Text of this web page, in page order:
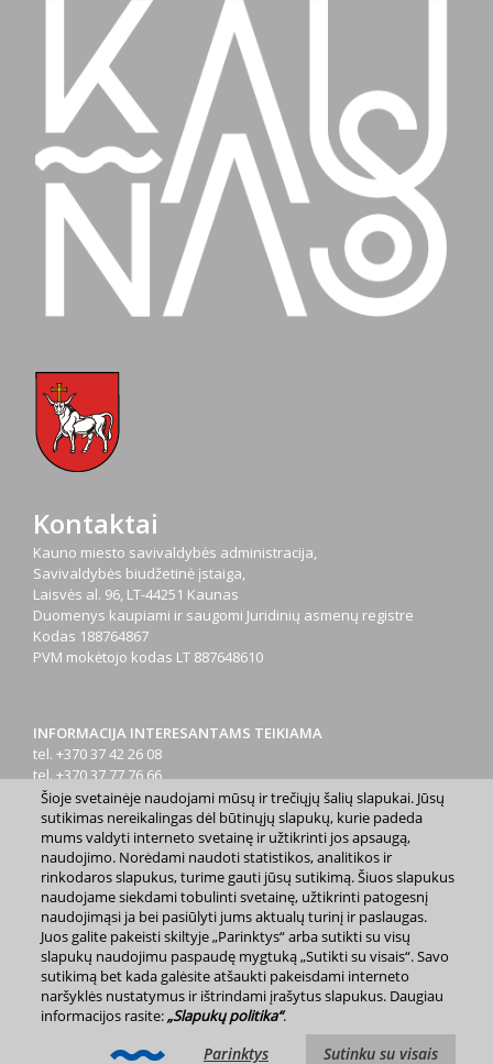
Kontaktai
Kauno miesto savivaldybės administracija,
Savivaldybės biudžetinė įstaiga,
Laisvės al. 96, LT-44251 Kaunas
Duomenys kaupiami ir saugomi Juridinių asmenų registre
Kodas 188764867
PVM mokėtojo kodas LT 887648610
INFORMACIJA INTERESANTAMS TEIKIAMA
tel. +370 37 42 26 08
tel. +370 37 77 76 66
tel. +370 660 07000
el. p.info@kaunas.lt
2023 m. Kauno miesto savivaldybė. Kopijuoti ir platinti
www.kaunas.lt skelbiamą informaciją be autorių sutikimo draudžiama.
Svetainės žemėlapis »
Šioje svetainėje naudojami mūsų ir trečiųjų šalių slapukai. Jūsų
sutikimas nereikalingas dėl būtinųjų slapukų, kurie padeda
mums valdyti interneto svetainę ir užtikrinti jos apsaugą,
naudojimo. Norėdami naudoti statistikos, analitikos ir
rinkodaros slapukus, turime gauti jūsų sutikimą. Šiuos slapukus
naudojame siekdami tobulinti svetainę, užtikrinti patogesnį
naudojimąsi ja bei pasiūlyti jums aktualų turinį ir paslaugas.
Juos galite pakeisti skiltyje „Parinktys“ arba sutikti su visų
slapukų naudojimu paspaudę mygtuką „Sutikti su visais“. Savo
sutikimą bet kada galėsite atšaukti pakeisdami interneto
naršyklės nustatymus ir ištrindami įrašytus slapukus. Daugiau
informacijos rasite:„Slapukų politika“.
Parinktys Sutinku su visais